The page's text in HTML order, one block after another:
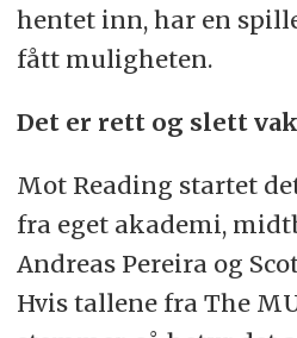
hentet inn, har en
fått muligheten.
Det er rett og slett
Mot Reading startet
fra eget akademi,
Andreas Pereira og
Hvis tallene fra The